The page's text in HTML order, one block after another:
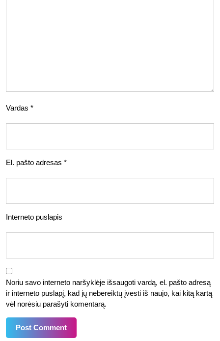
Vardas *
El. pašto adresas *
Interneto puslapis
Noriu savo interneto naršyklėje išsaugoti vardą, el. pašto adresą
ir interneto puslapį, kad jų nebereiktų įvesti iš naujo, kai kitą kartą
vėl norėsiu parašyti komentarą.